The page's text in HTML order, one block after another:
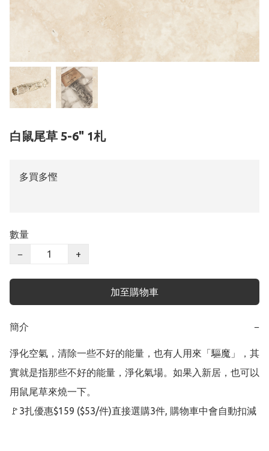
白鼠尾草 5-6" 1札
多買多慳
數量
−
+
加至購物車
簡介 −
淨化空氣，清除一些不好的能量，也有人用來「驅魔」，其
實就是指那些不好的能量，淨化氣場。如果入新居，也可以
用鼠尾草來燒一下。
🚩3扎優惠$159 ($53/件)直接選購3件, 購物車中會自動扣減